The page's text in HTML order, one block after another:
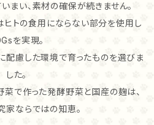
まい、素材の確保が続きません。
ヒトの食用にならない部分を使用し
を実現。
配慮した環境で育ったものを選びま
した。
で作った発酵野菜と国産の麹は、
家ならではの知恵。